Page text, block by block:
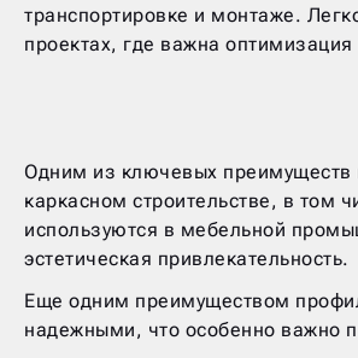
транспортировке и монтаже.
проектах, где важна оптимизация
Одним из ключевых преимуществ
каркасном строительстве, в том
используются в мебельной
эстетическая привлекательность.
Еще одним преимуществом
надежными, что особенно важно